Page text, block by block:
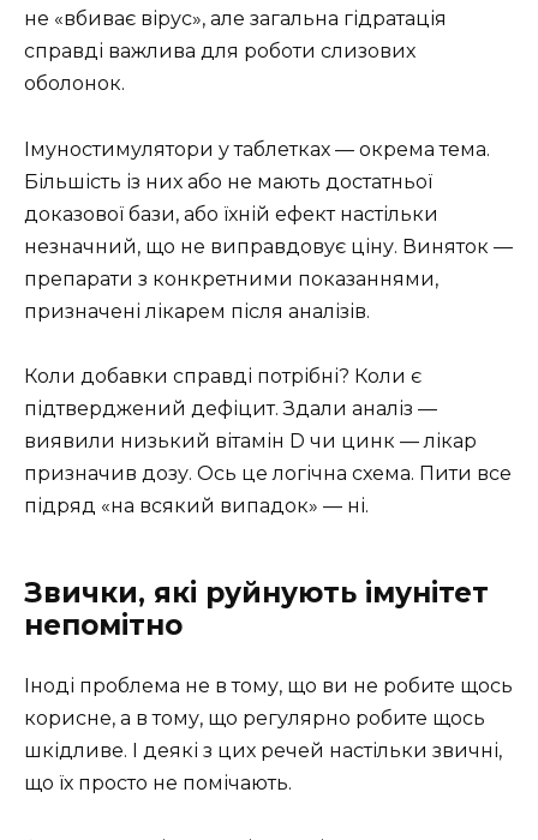
не «вбиває вірус», але загальна гідратація
справді важлива для роботи слизових
оболонок.
Імуностимулятори у таблетках — окрема тема.
Більшість із них або не мають достатньої
доказової бази, або їхній ефект настільки
незначний, що не виправдовує ціну. Виняток —
препарати з конкретними показаннями,
призначені лікарем після аналізів.
Коли добавки справді потрібні? Коли є
підтверджений дефіцит. Здали аналіз —
виявили низький вітамін D чи цинк — лікар
призначив дозу. Ось це логічна схема. Пити все
підряд «на всякий випадок» — ні.
Звички, які руйнують імунітет
непомітно
Іноді проблема не в тому, що ви не робите щось
корисне, а в тому, що регулярно робите щось
шкідливе. І деякі з цих речей настільки звичні,
що їх просто не помічають.